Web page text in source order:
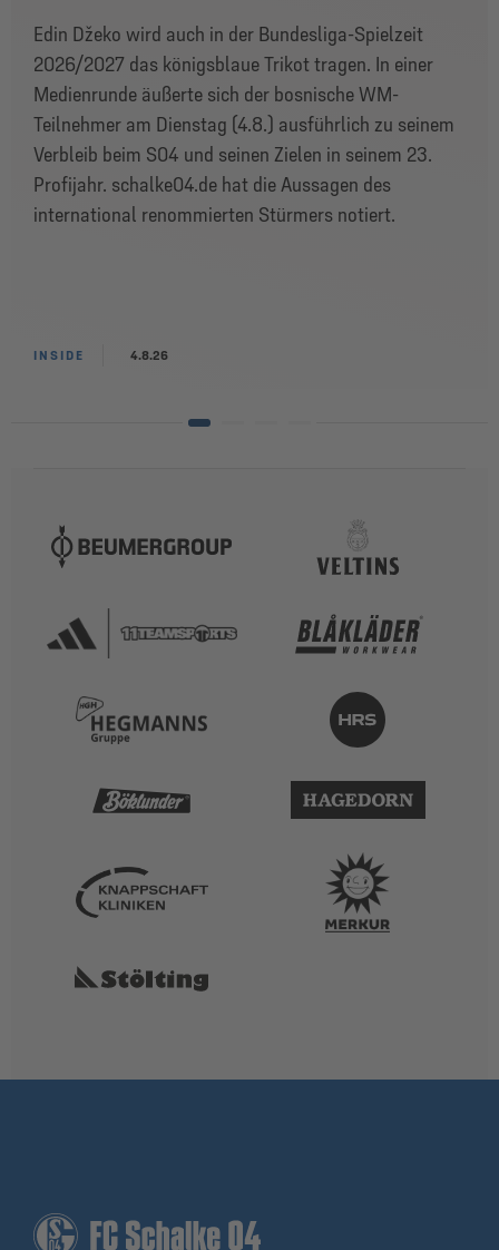
Edin Džeko wird auch in der Bundesliga-Spielzeit
2026/2027 das königsblaue Trikot tragen. In einer
Medienrunde äußerte sich der bosnische WM-
Teilnehmer am Dienstag (4.8.) ausführlich zu seinem
Verbleib beim S04 und seinen Zielen in seinem 23.
Profijahr. schalke04.de hat die Aussagen des
international renommierten Stürmers notiert.
INSIDE 4.8.26